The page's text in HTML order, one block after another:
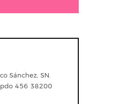
Sánchez, SN.
456 38200